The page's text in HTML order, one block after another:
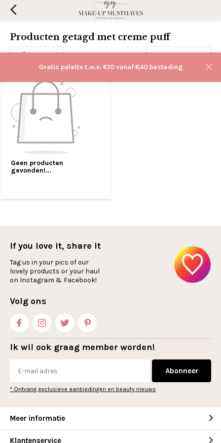
Gratis palette t.w.v. €10 vanaf €40 besteding
Producten getagd met creme puff
Filters
Geen producten
gevonden!...
If you love it, share it
Tag us in your pics of our
lovely products or your haul
on Instagram & Facebook!
Volg ons
Ik wil ook graag member worden!
Abonneer
* Ontvang exclusieve aanbiedingen en beauty nieuws
Meer informatie
Klantenservice